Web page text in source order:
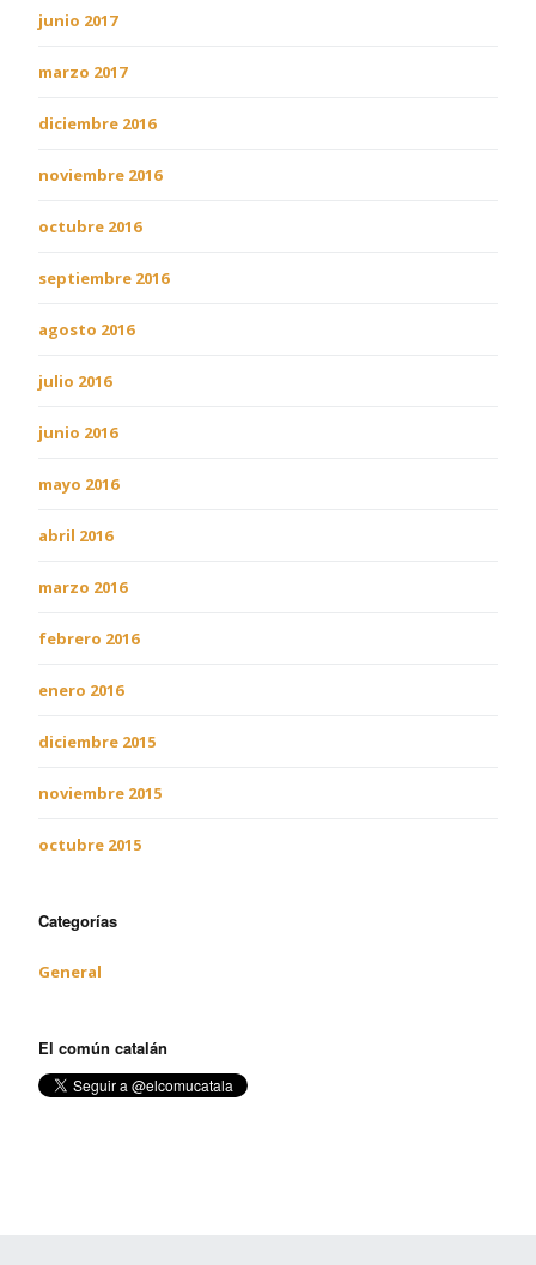
junio 2017
marzo 2017
diciembre 2016
noviembre 2016
octubre 2016
septiembre 2016
agosto 2016
julio 2016
junio 2016
mayo 2016
abril 2016
marzo 2016
febrero 2016
enero 2016
diciembre 2015
noviembre 2015
octubre 2015
Categorías
General
El común catalán